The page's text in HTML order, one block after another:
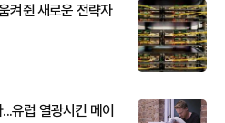
켜쥔 새로운 전략자
유럽 열광시킨 메이